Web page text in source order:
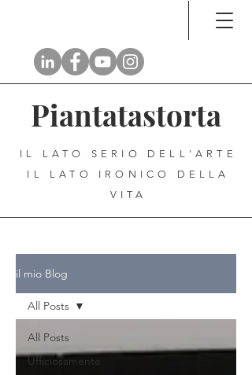
Piantatastorta
IL LATO SERIO DELL'ARTE
IL LATO IRONICO DELLA
VITA
il mio Blog
All Posts
Ufficiosamente
All Posts